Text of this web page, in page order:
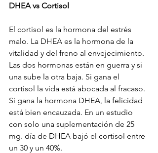
DHEA vs Cortisol
El cortisol es la hormona del estrés
malo. La DHEA es la hormona de la
vitalidad y del freno al envejecimiento.
Las dos hormonas están en guerra y si
una sube la otra baja. Si gana el
cortisol la vida está abocada al fracaso.
Si gana la hormona DHEA, la felicidad
está bien encauzada. En un estudio
con solo una suplementación de 25
mg. día de DHEA bajó el cortisol entre
un 30 y un 40%.